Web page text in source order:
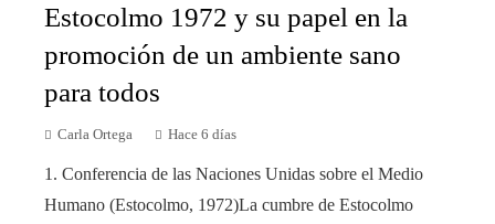
Estocolmo 1972 y su papel en la
promoción de un ambiente sano
para todos
Carla Ortega Hace 6 días
1. Conferencia de las Naciones Unidas sobre el Medio
Humano (Estocolmo, 1972)La cumbre de Estocolmo